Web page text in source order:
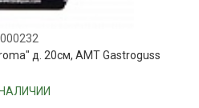
000232
д. 20см, AMT Gastroguss